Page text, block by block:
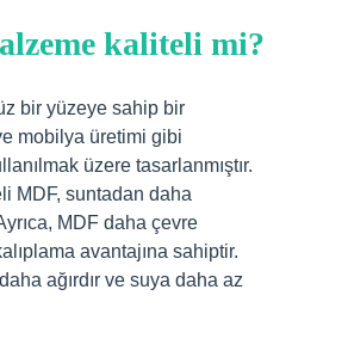
kaliteli mi?
bir yüzeye sahip bir
mobilya üretimi gibi
üzere tasarlanmıştır.
MDF, suntadan daha
MDF daha çevre
avantajına sahiptir.
ağırdır ve suya daha az